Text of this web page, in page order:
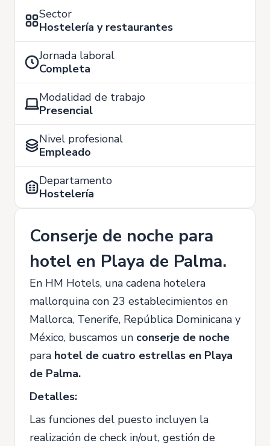
Sector
Hostelería y restaurantes
Jornada laboral
Completa
Modalidad de trabajo
Presencial
Nivel profesional
Empleado
Departamento
Hostelería
Conserje de noche para
hotel en Playa de Palma.
En HM Hotels, una cadena hotelera
mallorquina con 23 establecimientos en
Mallorca, Tenerife, República Dominicana y
México, buscamos un conserje de noche
para hotel de cuatro estrellas en Playa
de Palma.
Detalles:
Las funciones del puesto incluyen la
realización de check in/out, gestión de